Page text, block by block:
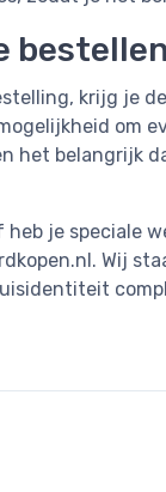
krijg je
om
het belangrijk
je speciale
. Wij